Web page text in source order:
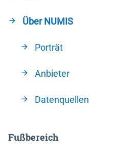
Über NUMIS
Porträt
Anbieter
Datenquellen
Fußbereich